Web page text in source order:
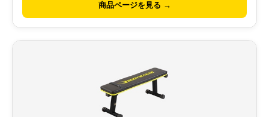
商品ページを見る →